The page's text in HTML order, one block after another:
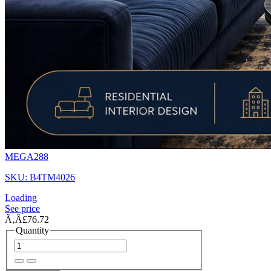
MEGA288
SKU: B4TM4026
Loading
See price
Ã‚Â£76.72
Quantity